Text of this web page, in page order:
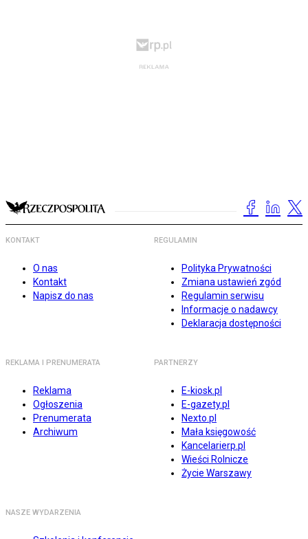
KONTAKT
O nas
Kontakt
Napisz do nas
REGULAMIN
Polityka Prywatności
Zmiana ustawień zgód
Regulamin serwisu
Informacje o nadawcy
Deklaracja dostępności
REKLAMA I PRENUMERATA
Reklama
Ogłoszenia
Prenumerata
Archiwum
PARTNERZY
E-kiosk.pl
E-gazety.pl
Nexto.pl
Mała księgowość
Kancelarierp.pl
Wieści Rolnicze
Życie Warszawy
NASZE WYDARZENIA